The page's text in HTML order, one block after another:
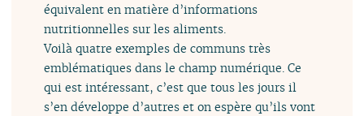
équivalent en matière d’informations
nutritionnelles sur les aliments.
Voilà quatre exemples de communs très
emblématiques dans le champ numérique. Ce
qui est intéressant, c’est que tous les jours il
s’en développe d’autres et on espère qu’ils vont